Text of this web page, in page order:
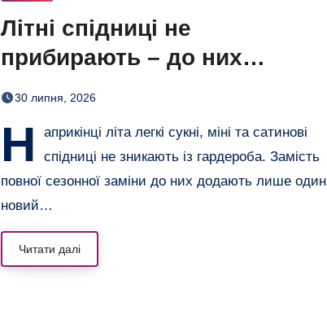
Літні спідниці не
прибирають – до них
додають кольорові колготки
30 липня, 2026
Н
априкінці літа легкі сукні, міні та сатинові
спідниці не зникають із гардероба. Замість
повної сезонної заміни до них додають лише один
новий…
Читати далі